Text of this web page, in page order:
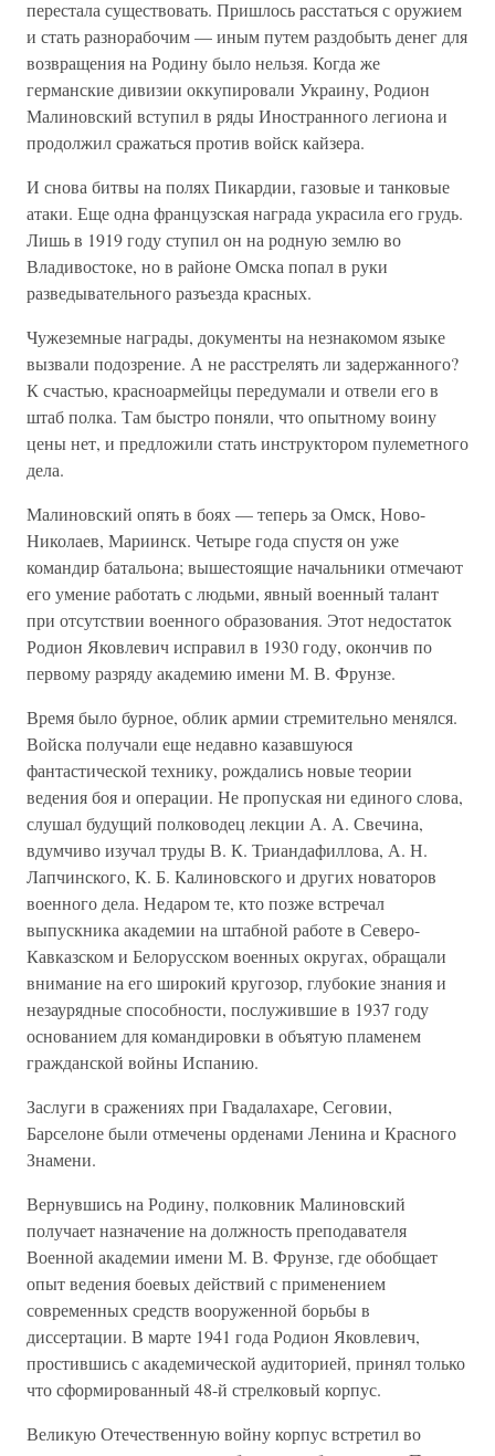
перестала существовать. Пришлось расстаться с оружием
и стать разнорабочим — иным путем раздобыть денег для
возвращения на Родину было нельзя. Когда же
германские дивизии оккупировали Украину, Родион
Малиновский вступил в ряды Иностранного легиона и
продолжил сражаться против войск кайзера.
И снова битвы на полях Пикардии, газовые и танковые
атаки. Еще одна французская награда украсила его грудь.
Лишь в 1919 году ступил он на родную землю во
Владивостоке, но в районе Омска попал в руки
разведывательного разъезда красных.
Чужеземные награды, документы на незнакомом языке
вызвали подозрение. А не расстрелять ли задержанного?
К счастью, красноармейцы передумали и отвели его в
штаб полка. Там быстро поняли, что опытному воину
цены нет, и предложили стать инструктором пулеметного
дела.
Малиновский опять в боях — теперь за Омск, Ново-
Николаев, Мариинск. Четыре года спустя он уже
командир батальона; вышестоящие начальники отмечают
его умение работать с людьми, явный военный талант
при отсутствии военного образования. Этот недостаток
Родион Яковлевич исправил в 1930 году, окончив по
первому разряду академию имени М. В. Фрунзе.
Время было бурное, облик армии стремительно менялся.
Войска получали еще недавно казавшуюся
фантастической технику, рождались новые теории
ведения боя и операции. Не пропуская ни единого слова,
слушал будущий полководец лекции А. А. Свечина,
вдумчиво изучал труды В. К. Триандафиллова, А. Н.
Лапчинского, К. Б. Калиновского и других новаторов
военного дела. Недаром те, кто позже встречал
выпускника академии на штабной работе в Северо-
Кавказском и Белорусском военных округах, обращали
внимание на его широкий кругозор, глубокие знания и
незаурядные способности, послужившие в 1937 году
основанием для командировки в объятую пламенем
гражданской войны Испанию.
Заслуги в сражениях при Гвадалахаре, Сеговии,
Барселоне были отмечены орденами Ленина и Красного
Знамени.
Вернувшись на Родину, полковник Малиновский
получает назначение на должность преподавателя
Военной академии имени М. В. Фрунзе, где обобщает
опыт ведения боевых действий с применением
современных средств вооруженной борьбы в
диссертации. В марте 1941 года Родион Яковлевич,
простившись с академической аудиторией, принял только
что сформированный 48-й стрелковый корпус.
Великую Отечественную войну корпус встретил во